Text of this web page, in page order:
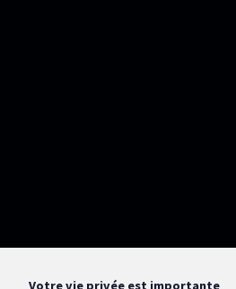
Votre vie privée est importante